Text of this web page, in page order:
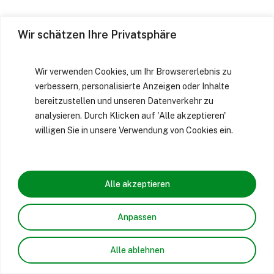
Wir schätzen Ihre Privatsphäre
Wir verwenden Cookies, um Ihr Browsererlebnis zu
verbessern, personalisierte Anzeigen oder Inhalte
bereitzustellen und unseren Datenverkehr zu
analysieren. Durch Klicken auf 'Alle akzeptieren'
willigen Sie in unsere Verwendung von Cookies ein.
Anpassen
Alle ablehnen
Alle akzeptieren